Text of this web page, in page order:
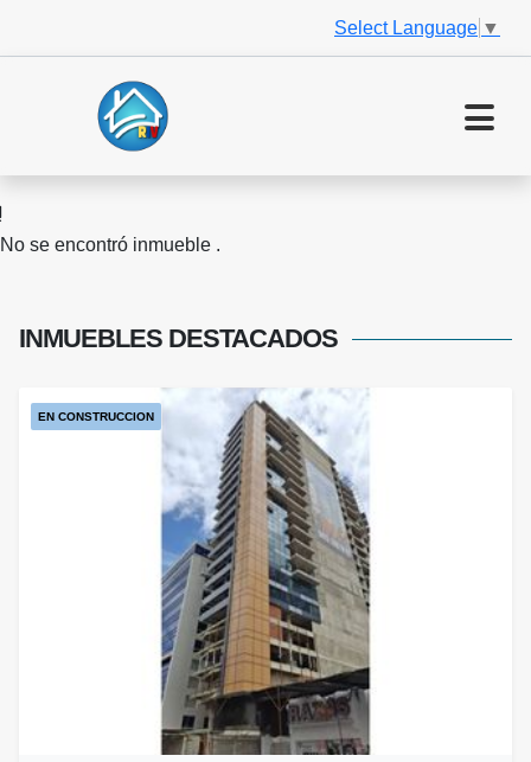
Select Language ▼
No se encontró inmueble .
INMUEBLES DESTACADOS
EN CONSTRUCCION